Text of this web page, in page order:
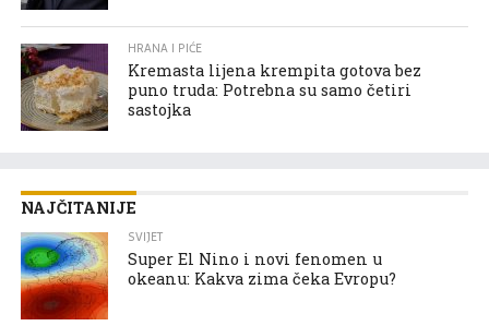
HRANA I PIĆE
Kremasta lijena krempita gotova bez
puno truda: Potrebna su samo četiri
sastojka
NAJČITANIJE
SVIJET
Super El Nino i novi fenomen u
okeanu: Kakva zima čeka Evropu?